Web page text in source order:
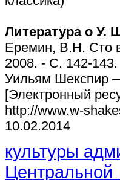
Литература о У.
Еремин, В.Н. Сто
2008. - С. 142-
Уильям Шекспир
[Электронный
http://www.w-
10.02.2014
культуры
Центральной